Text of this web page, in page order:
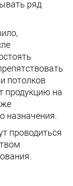
ряд
потолков
продукцию на
назначения.
проводиться